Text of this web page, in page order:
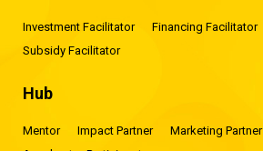
Investment Facilitator
Financing Facilitator
Subsidy Facilitator
Hub
Mentor Impact Partner
Marketing Partner